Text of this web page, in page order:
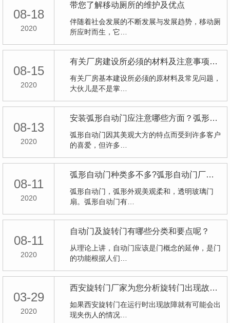
08-18
2020
带您了解移动厕所的维护及优点
伴随着社会发展的不断发展与发展趋势，移动厕
所应时而生，它…
08-15
2020
有关厂房建设所必须的材料及注意事项，大伙儿是不是掌握过呢？
有关厂房基本建设所必须的原材料及常见问题，
大伙儿是不是掌…
08-13
2020
安装弧形自动门应注意哪些方面？弧形自动门厂家给我们具体的详解？
弧形自动门因其美观大方的特点而受到许多客户
的喜爱，但许多…
08-11
2020
弧形自动门种类多不多?弧形自动门厂家给大家具体的详解?
弧形自动门，弧形外观美观柔和，透明玻璃门
扇。弧形自动门有…
08-11
2020
自动门及旋转门有哪些分类和要点呢？
从理论上讲，自动门应该是门概念的延伸，是门
的功能根据人们…
03-29
2020
西安旋转门厂家为您分析旋转门出现故障的原因与解决方法
如果西安旋转门在运行时出现故障就有可能会出
现夹伤人的情况…